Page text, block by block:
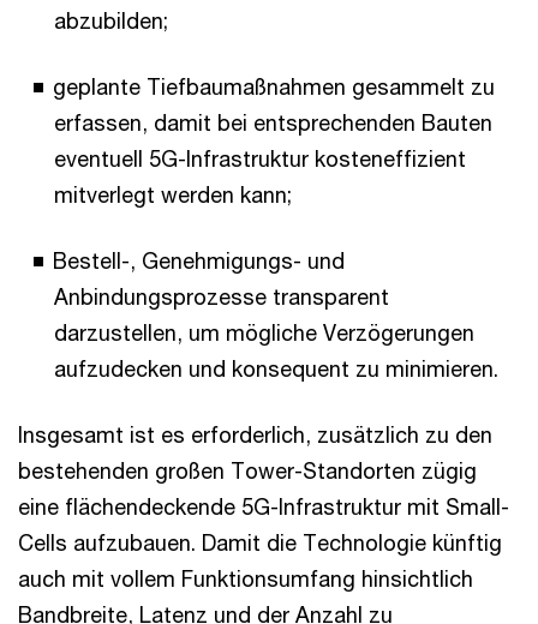
abzubilden;
geplante Tiefbaumaßnahmen gesammelt zu
erfassen, damit bei entsprechenden Bauten
eventuell 5G-Infrastruktur kosteneffizient
mitverlegt werden kann;
Bestell-, Genehmigungs- und
Anbindungsprozesse transparent
darzustellen, um mögliche Verzögerungen
aufzudecken und konsequent zu minimieren.
Insgesamt ist es erforderlich, zusätzlich zu den
bestehenden großen Tower-Standorten zügig
eine flächendeckende 5G-Infrastruktur mit Small-
Cells aufzubauen. Damit die Technologie künftig
auch mit vollem Funktionsumfang hinsichtlich
Bandbreite, Latenz und der Anzahl zu